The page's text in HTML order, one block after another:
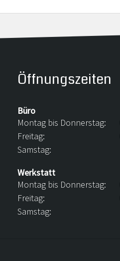
Öffnungszeiten
Büro
Montag bis Donnerstag:
Freitag:
Samstag:
Werkstatt
Montag bis Donnerstag:
Freitag:
Samstag: